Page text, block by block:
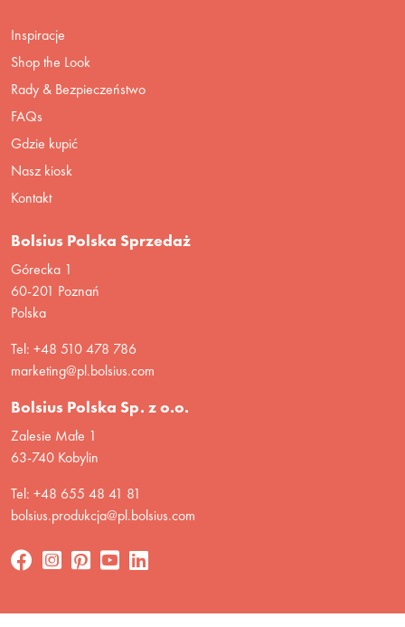
Inspiracje
Shop the Look
Rady & Bezpieczeństwo
FAQs
Gdzie kupić
Nasz kiosk
Kontakt
Bolsius Polska Sprzedaż
Górecka 1
60-201 Poznań
Polska
Tel: +48 510 478 786
marketing@pl.bolsius.com
Bolsius Polska Sp. z o.o.
Zalesie Małe 1
63-740 Kobylin
Tel: +48 655 48 41 81
bolsius.produkcja@pl.bolsius.com